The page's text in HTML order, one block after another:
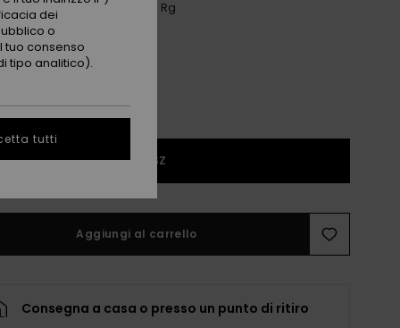
Anthracite Aquarella Active Rg
1SZ
Aggiungi al carrello
Consegna a casa o presso un punto di ritiro
dei
o
tuo consenso
tipo analitico).
tutti